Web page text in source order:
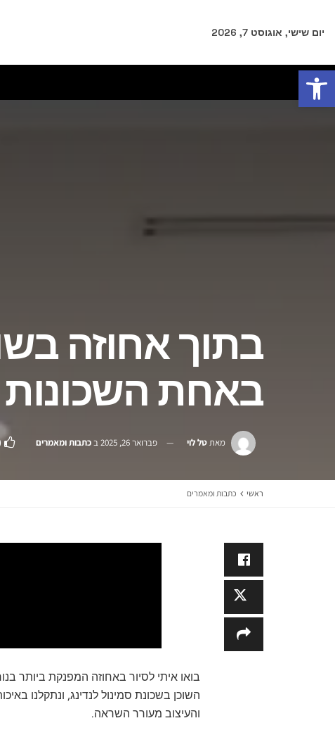
פתח סרגל נגישות
יום שישי, אוגוסט 7, 2026
באחת השכונות
מאתטל לוי פברואר 26, 2025 בכתבות ומאמרים
ראשי כתבות ומאמרים
השוכן בשכונת סמינול לנדינג, ונתקלנו
והעיצוב מעורר השראה.